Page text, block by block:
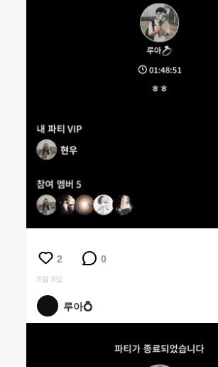
2 0
8월 8일
루아💍